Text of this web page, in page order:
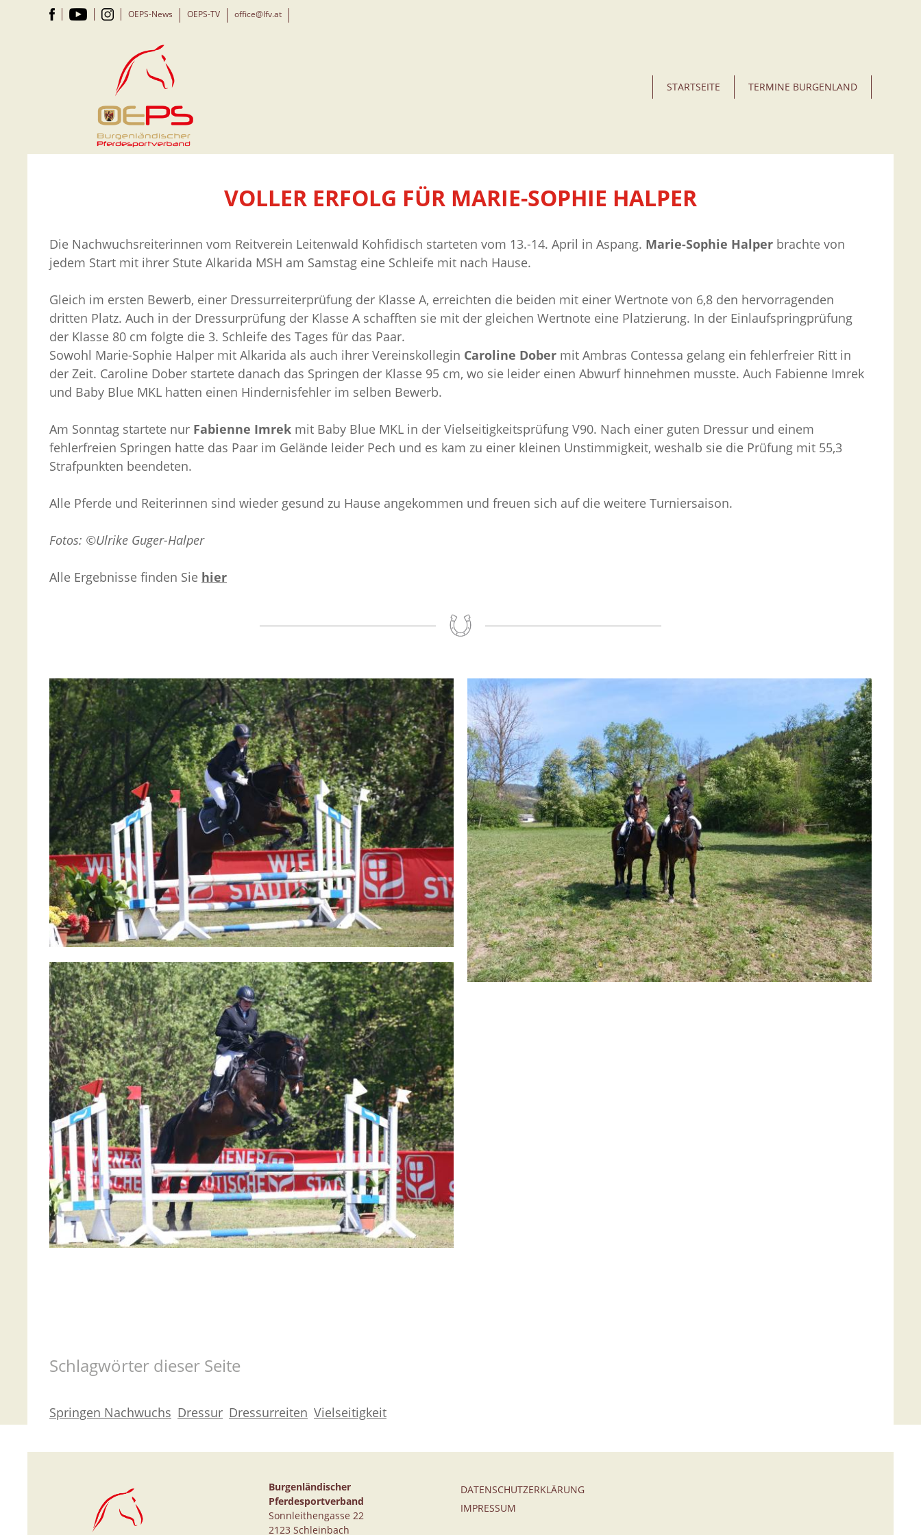
STARTSEITE TERMINE BURGENLAND
OEPS-News OEPS-TV office@lfv.at
VOLLER ERFOLG FÜR MARIE-SOPHIE HALPER
Die Nachwuchsreiterinnen vom Reitverein Leitenwald Kohfidisch starteten vom 13.-14. April in Aspang. Marie-Sophie Halper brachte von
jedem Start mit ihrer Stute Alkarida MSH am Samstag eine Schleife mit nach Hause.
Gleich im ersten Bewerb, einer Dressurreiterprüfung der Klasse A, erreichten die beiden mit einer Wertnote von 6,8 den hervorragenden
dritten Platz. Auch in der Dressurprüfung der Klasse A schafften sie mit der gleichen Wertnote eine Platzierung. In der Einlaufspringprüfung
der Klasse 80 cm folgte die 3. Schleife des Tages für das Paar.
Sowohl Marie-Sophie Halper mit Alkarida als auch ihrer Vereinskollegin Caroline Dober mit Ambras Contessa gelang ein fehlerfreier Ritt in
der Zeit. Caroline Dober startete danach das Springen der Klasse 95 cm, wo sie leider einen Abwurf hinnehmen musste. Auch Fabienne Imrek
und Baby Blue MKL hatten einen Hindernisfehler im selben Bewerb.
Am Sonntag startete nur Fabienne Imrek mit Baby Blue MKL in der Vielseitigkeitsprüfung V90. Nach einer guten Dressur und einem
fehlerfreien Springen hatte das Paar im Gelände leider Pech und es kam zu einer kleinen Unstimmigkeit, weshalb sie die Prüfung mit 55,3
Strafpunkten beendeten.
Alle Pferde und Reiterinnen sind wieder gesund zu Hause angekommen und freuen sich auf die weitere Turniersaison.
Fotos: ©Ulrike Guger-Halper
Alle Ergebnisse finden Sie hier
Schlagwörter dieser Seite
Springen Nachwuchs Dressur Dressurreiten Vielseitigkeit
Burgenländischer
Pferdesportverband
Sonnleithengasse 22
2123 Schleinbach
DATENSCHUTZERKLÄRUNG
IMPRESSUM